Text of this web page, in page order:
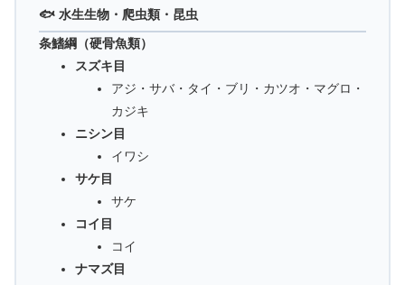
🐟 水生生物・爬虫類・昆虫
条鰭綱（硬骨魚類）
スズキ目
アジ・サバ・タイ・ブリ・カツオ・マグロ・
カジキ
ニシン目
イワシ
サケ目
サケ
コイ目
コイ
ナマズ目